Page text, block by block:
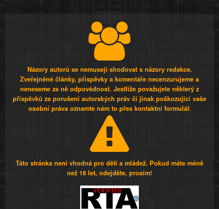
Názory autorů se nemusejí shodovat s názory redakce.
Zveřejněné články, příspěvky a komentáře necenzurujeme a
neneseme za ně odpovědnost. Jestliže považujete některý z
příspěvků za porušení autorských práv či jinak poškozující vaše
osobní práva oznamte nám to přes kontaktní formulář.
Táto stránka není vhodná pro děti a mládež. Pokud máte méně
než 18 let, odejděte, prosím!